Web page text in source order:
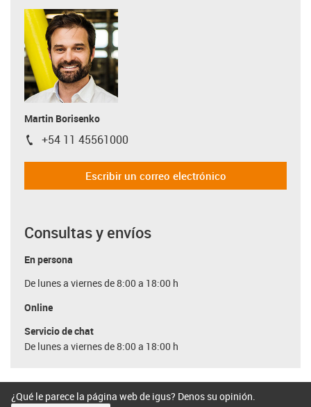
Martin Borisenko
igus-icon-phone
+54 11 45561000
Escribir un correo electrónico
Consultas y envíos
En persona
De lunes a viernes de 8:00 a 18:00 h
Online
Servicio de chat
De lunes a viernes de 8:00 a 18:00 h
¿Qué le parece la página web de igus? Denos su opinión.